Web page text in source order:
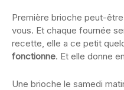
Première brioche peut-
vous. Et chaque fournée
recette, elle a ce petit
fonctionne. Et elle donne
Une brioche le samedi